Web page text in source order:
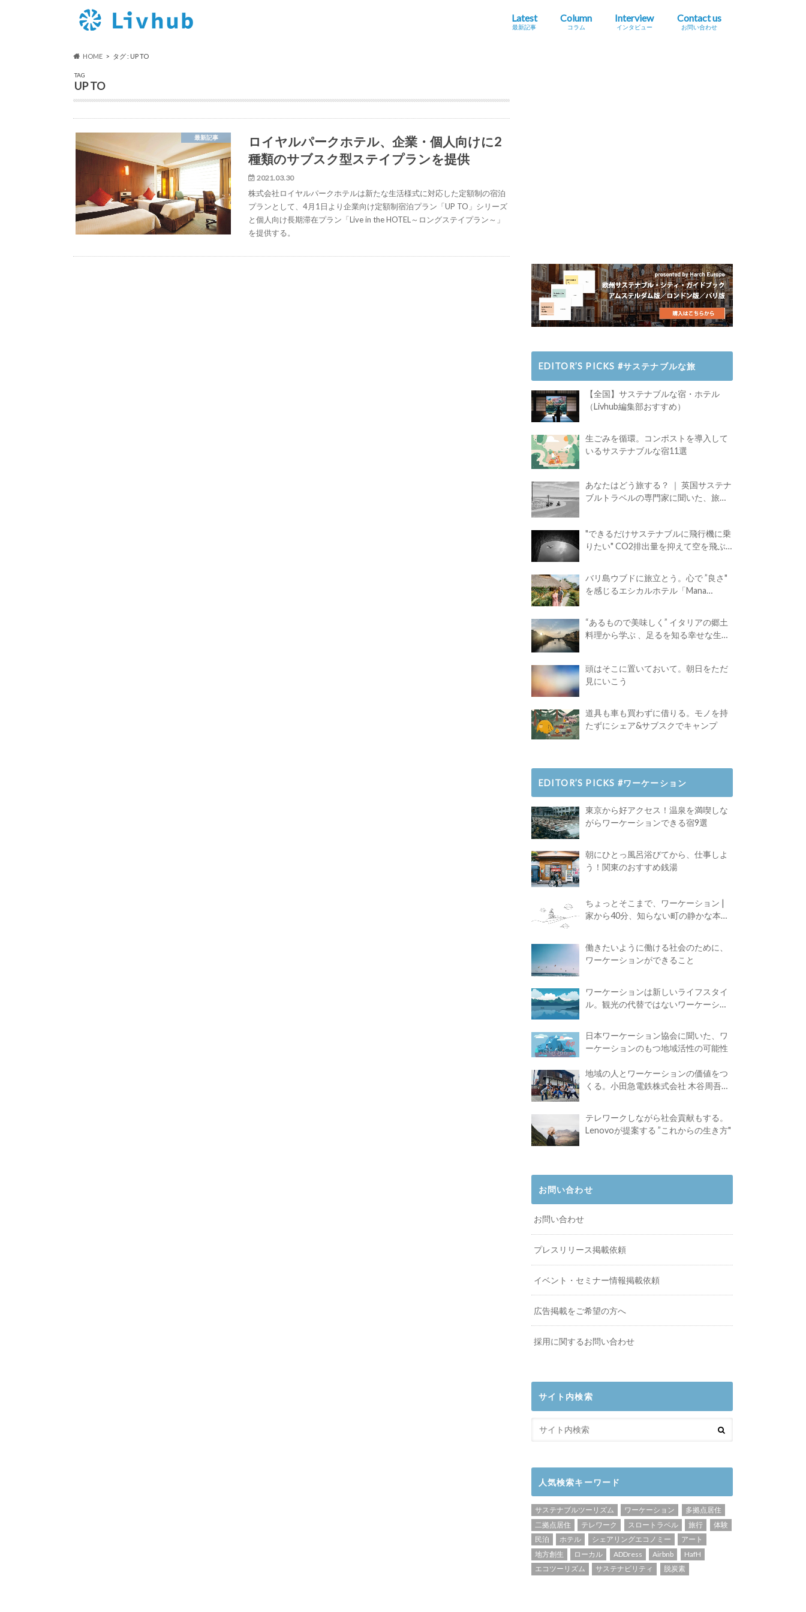
Latest
最新記事
Column
コラム
Interview
インタビュー
Contact us
お問い合わせ
HOME タグ : UP TO
TAG
UP TO
最新記事
ロイヤルパークホテル、企業・個人向けに2
種類のサブスク型ステイプランを提供
2021.03.30
株式会社ロイヤルパークホテルは新たな生活様式に対応した定額制の宿泊
プランとして、4月1日より企業向け定額制宿泊プラン「UP TO」シリーズ
と個人向け長期滞在プラン「Live in the HOTEL～ロングステイプラン～」
を提供する。
EDITOR’S PICKS #サステナブルな旅
【全国】サステナブルな宿・ホテル
（Livhub編集部おすすめ）
生ごみを循環。コンポストを導入して
いるサステナブルな宿11選
あなたはどう旅する？ ｜ 英国サステナ
ブルトラベルの専門家に聞いた、旅の
"できるだけサステナブルに飛行機に乗
りたい" CO2排出量を抑えて空を飛ぶ
バリ島ウブドに旅立とう。心で ”良さ"
を感じるエシカルホテル「Mana
“あるもので美味しく” イタリアの郷土
料理から学ぶ 、足るを知る幸せな生き
頭はそこに置いておいて。朝日をただ
見にいこう
道具も車も買わずに借りる。モノを持
たずにシェア&サブスクでキャンプ
EDITOR’S PICKS #ワーケーション
東京から好アクセス！温泉を満喫しな
がらワーケーションできる宿9選
朝にひとっ風呂浴びてから、仕事しよ
う！関東のおすすめ銭湯
ちょっとそこまで、ワーケーション |
家から40分、知らない町の静かな本屋
働きたいように働ける社会のために、
ワーケーションができること
ワーケーションは新しいライフスタイ
ル。観光の代替ではないワーケーショ
日本ワーケーション協会に聞いた、ワ
ーケーションのもつ地域活性の可能性
地域の人とワーケーションの価値をつ
くる。小田急電鉄株式会社 木谷周吾さ
テレワークしながら社会貢献もする。
Lenovoが提案する ”これからの生き方"
お問い合わせ
お問い合わせ
プレスリリース掲載依頼
イベント・セミナー情報掲載依頼
広告掲載をご希望の方へ
採用に関するお問い合わせ
サイト内検索
人気検索キーワード
サステナブルツーリズム ワーケーション
多拠点居住
二拠点居住
テレワーク スロートラベル 旅行
体験
民泊
ホテル シェアリングエコノミー
アート
地方創生
ローカル ADDress Airbnb
HafH
エコツーリズム
サステナビリティ 脱炭素